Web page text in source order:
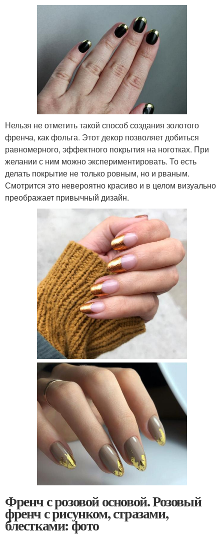
Нельзя не отметить такой способ создания золотого
френча, как фольга. Этот декор позволяет добиться
равномерного, эффектного покрытия на ноготках. При
желании с ним можно экспериментировать. То есть
делать покрытие не только ровным, но и рваным.
Смотрится это невероятно красиво и в целом визуально
преображает привычный дизайн.
Френч с розовой основой. Розовый
френч с рисунком, стразами,
блестками: фото